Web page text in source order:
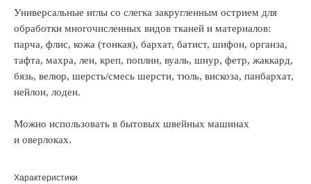
Универсальные иглы со слегка закругленным острием для
обработки многочисленных видов тканей и материалов:
парча, флис, кожа (тонкая), бархат, батист, шифон, органза,
тафта, махра, лен, креп, поплин, вуаль, шнур, фетр, жаккард,
бязь, велюр, шерсть/смесь шерсти, тюль, вискоза, панбархат,
нейлон, лоден.
Можно использовать в бытовых швейных машинах
и оверлоках.
Характеристики